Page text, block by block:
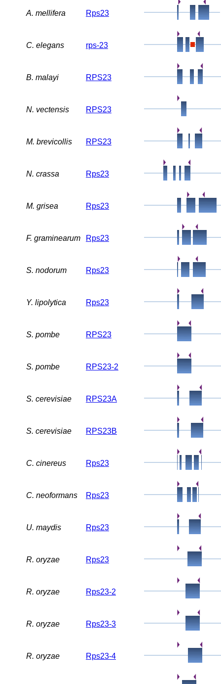
A. mellifera Rps23
C. elegans rps-23
B. malayi RPS23
N. vectensis RPS23
M. brevicollis RPS23
N. crassa Rps23
M. grisea Rps23
F. graminearum Rps23
S. nodorum Rps23
Y. lipolytica Rps23
S. pombe RPS23
S. pombe RPS23-2
S. cerevisiae RPS23A
S. cerevisiae RPS23B
C. cinereus Rps23
C. neoformans Rps23
U. maydis Rps23
R. oryzae Rps23
R. oryzae Rps23-2
R. oryzae Rps23-3
R. oryzae Rps23-4